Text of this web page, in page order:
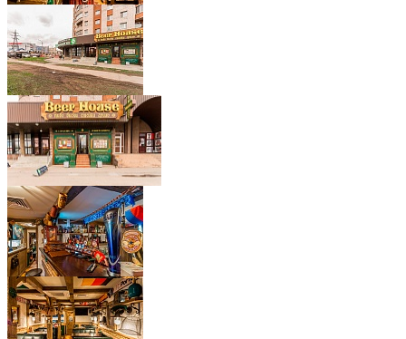
Chirschbrau Weisser Hirsch
Rauchbier Marzen копченое
Loch Ness Hoppy Ness
Samichlaus
Buckler б/а
Maisels Weisse б/а